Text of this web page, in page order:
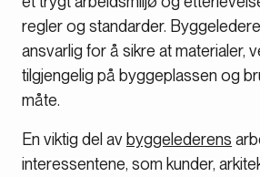
regler og standarder.
ansvarlig for å sikre at materialer,
tilgjengelig på byggeplassen og
måte.
En viktig del av byggelederens
interessentene, som kunder,